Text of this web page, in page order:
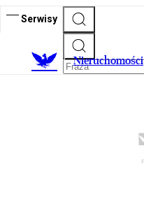
Serwisy
Nieruchomości